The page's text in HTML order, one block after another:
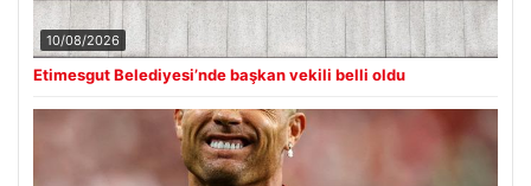
10/08/2026
Etimesgut Belediyesi’nde başkan vekili belli oldu